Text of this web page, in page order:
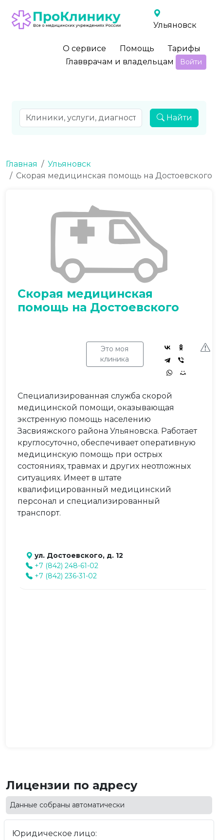
Ульяновск
О сервисе Помощь
Тарифы
Главврачам и владельцам
Войти
Найти
Главная
Ульяновск
Скорая медицинская помощь на Достоевского
Скорая медицинская
помощь на Достоевского
Это моя
клиника
Специализированная служба скорой
медицинской помощи, оказывающая
экстренную помощь населению
Засвияжского района Ульяновска. Работает
круглосуточно, обеспечивает оперативную
медицинскую помощь при острых
состояниях, травмах и других неотложных
ситуациях. Имеет в штате
квалифицированный медицинский
персонал и специализированный
транспорт.
ул. Достоевского, д. 12
+7 (842) 248-61-02
+7 (842) 236-31-02
Лицензии по адресу
Данные собраны автоматически
Юридическое лицо: